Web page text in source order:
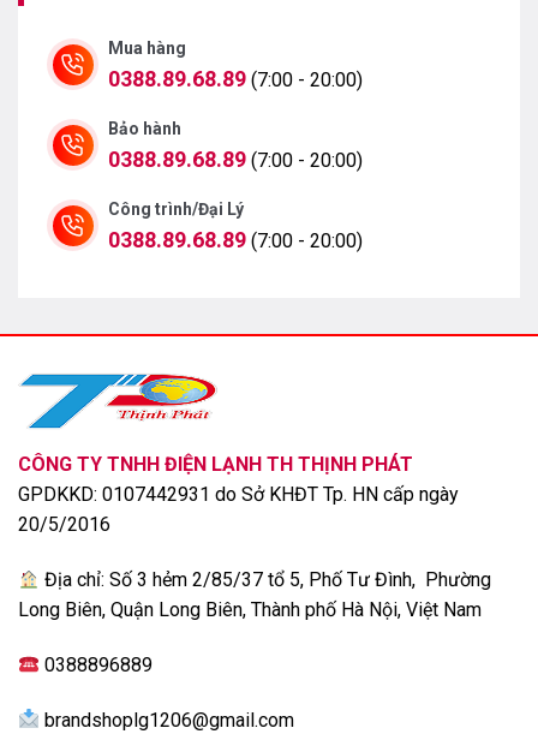
Mua hàng
0388.89.68.89 (7:00 - 20:00)
Bảo hành
0388.89.68.89 (7:00 - 20:00)
Công trình/Đại Lý
0388.89.68.89 (7:00 - 20:00)
CÔNG TY TNHH ĐIỆN LẠNH TH THỊNH PHÁT
GPDKKD: 0107442931 do Sở KHĐT Tp. HN cấp ngày
20/5/2016
Địa chỉ: Số 3 hẻm 2/85/37 tổ 5, Phố Tư Đình, Phường
Long Biên, Quận Long Biên, Thành phố Hà Nội, Việt Nam
0388896889
brandshoplg1206@gmail.com